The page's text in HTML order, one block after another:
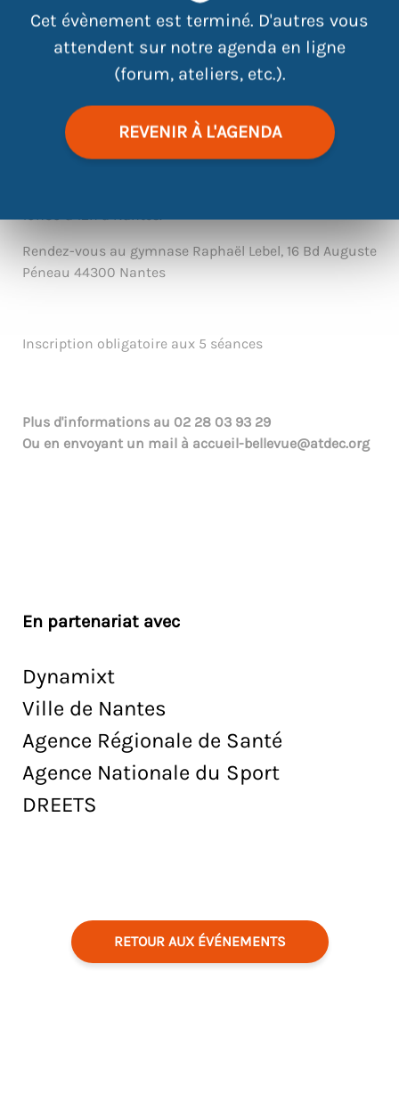
Cet évènement est terminé. D'autres vous
attendent sur notre agenda en ligne
(forum, ateliers, etc.).
REVENIR À L'AGENDA
Leaflet |© OpenStreetMap
10h30 à 12h à Nantes.
Rendez-vous au gymnase Raphaël Lebel, 16 Bd Auguste
Péneau 44300 Nantes
Inscription obligatoire aux 5 séances
Plus d'informations au 02 28 03 93 29
Ou en envoyant un mail à accueil-bellevue@atdec.org
En partenariat avec
Dynamixt
Ville de Nantes
Agence Régionale de Santé
Agence Nationale du Sport
DREETS
RETOUR AUX ÉVÉNEMENTS